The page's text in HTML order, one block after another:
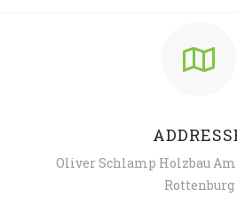
Oliver Schlamp Holzbau Am
Rottenburg